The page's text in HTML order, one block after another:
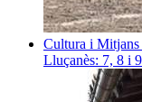
Cultura i Mitjans
Lluçanès: 7, 8 i